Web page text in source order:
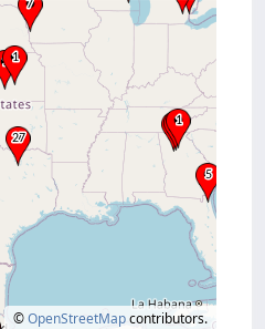
©OpenStreetMapcontributors.